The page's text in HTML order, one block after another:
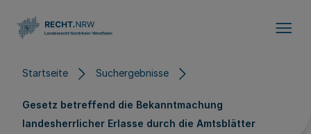
Startseite Suchergebnisse
Gesetz betreffend die Bekanntmachung
landesherrlicher Erlasse durch die Amtsblätter